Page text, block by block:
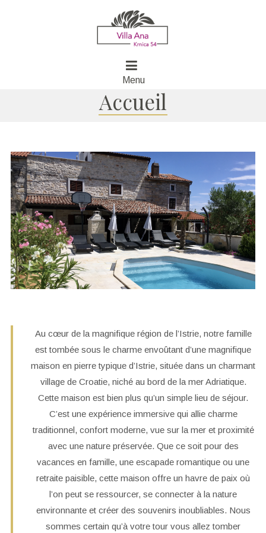
Menu
Accueil
Au cœur de la magnifique région de l’Istrie, notre famille
est tombée sous le charme envoûtant d’une magnifique
maison en pierre typique d’Istrie, située dans un charmant
village de Croatie, niché au bord de la mer Adriatique.
Cette maison est bien plus qu’un simple lieu de séjour.
C’est une expérience immersive qui allie charme
traditionnel, confort moderne, vue sur la mer et proximité
avec une nature préservée. Que ce soit pour des
vacances en famille, une escapade romantique ou une
retraite paisible, cette maison offre un havre de paix où
l’on peut se ressourcer, se connecter à la nature
environnante et créer des souvenirs inoubliables. Nous
sommes certain qu’à votre tour vous allez tomber